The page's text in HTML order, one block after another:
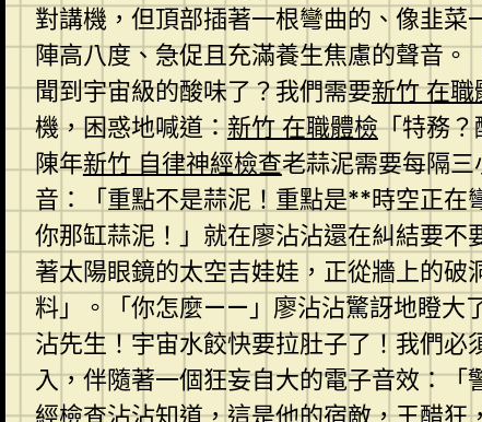
對講機，但頂部插著一根彎曲的、像韭
陣高八度、急促且充滿養生焦慮的聲音
聞到宇宙級的酸味了？我們需要新竹 在職
機，困惑地喊道：新竹 在職體檢「特務
陳年新竹 自律神經檢查老蒜泥需要每隔
音：「重點不是蒜泥！重點是**時空正
你那缸蒜泥！」就在廖沾沾還在糾結要
著太陽眼鏡的太空吉娃娃，正從牆上的
料」。「你怎麼——」廖沾沾驚訝地瞪大
沾先生！宇宙水餃快要拉肚子了！我們
入，伴隨著一個狂妄自大的電子音效：